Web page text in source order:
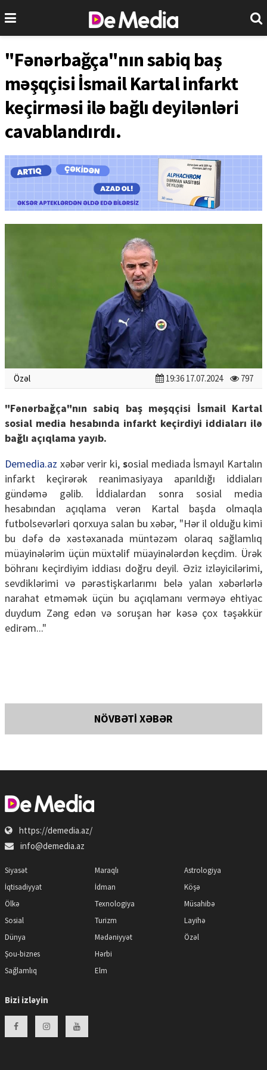
"Fənərbağça"nın sabiq baş
məşqçisi İsmail Kartal infarkt
keçirməsi ilə bağlı deyilənləri
cavablandırdı.
Özəl 19:36 17.07.2024 797
"Fənərbağça"nın sabiq baş məşqçisi İsmail Kartal
sosial media hesabında infarkt keçirdiyi iddiaları ilə
bağlı açıqlama yayıb.
Demedia.az xəbər verir ki, sosial mediada İsmayıl Kartalın
infarkt keçirərək reanimasiyaya aparıldığı iddiaları
gündəmə gəlib. İddialardan sonra sosial media
hesabından açıqlama verən Kartal başda olmaqla
futbolsevərləri qorxuya salan bu xəbər, "Hər il olduğu kimi
bu dəfə də xəstəxanada müntəzəm olaraq sağlamlıq
müayinələrim üçün müxtəlif müayinələrdən keçdim. Ürək
böhranı keçirdiyim iddiası doğru deyil. Əziz izləyicilərimi,
sevdiklərimi və pərəstişkarlarımı belə yalan xəbərlərlə
narahat etməmək üçün bu açıqlamanı verməyə ehtiyac
duydum Zəng edən və soruşan hər kəsə çox təşəkkür
edirəm..."
NÖVBƏTİ XƏBƏR
https://demedia.az/
info@demedia.az
Siyasət
İqtisadiyyat
Ölkə
Sosial
Dünya
Şou-biznes
Sağlamlıq
Maraqlı
İdman
Texnologiya
Turizm
Mədəniyyət
Hərbi
Elm
Astrologiya
Köşə
Müsahibə
Layihə
Özəl
Bizi izləyin